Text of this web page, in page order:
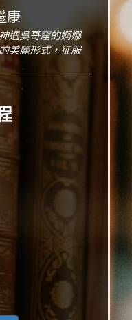
康
遇吳哥窟的婀娜
美麗形式，征服